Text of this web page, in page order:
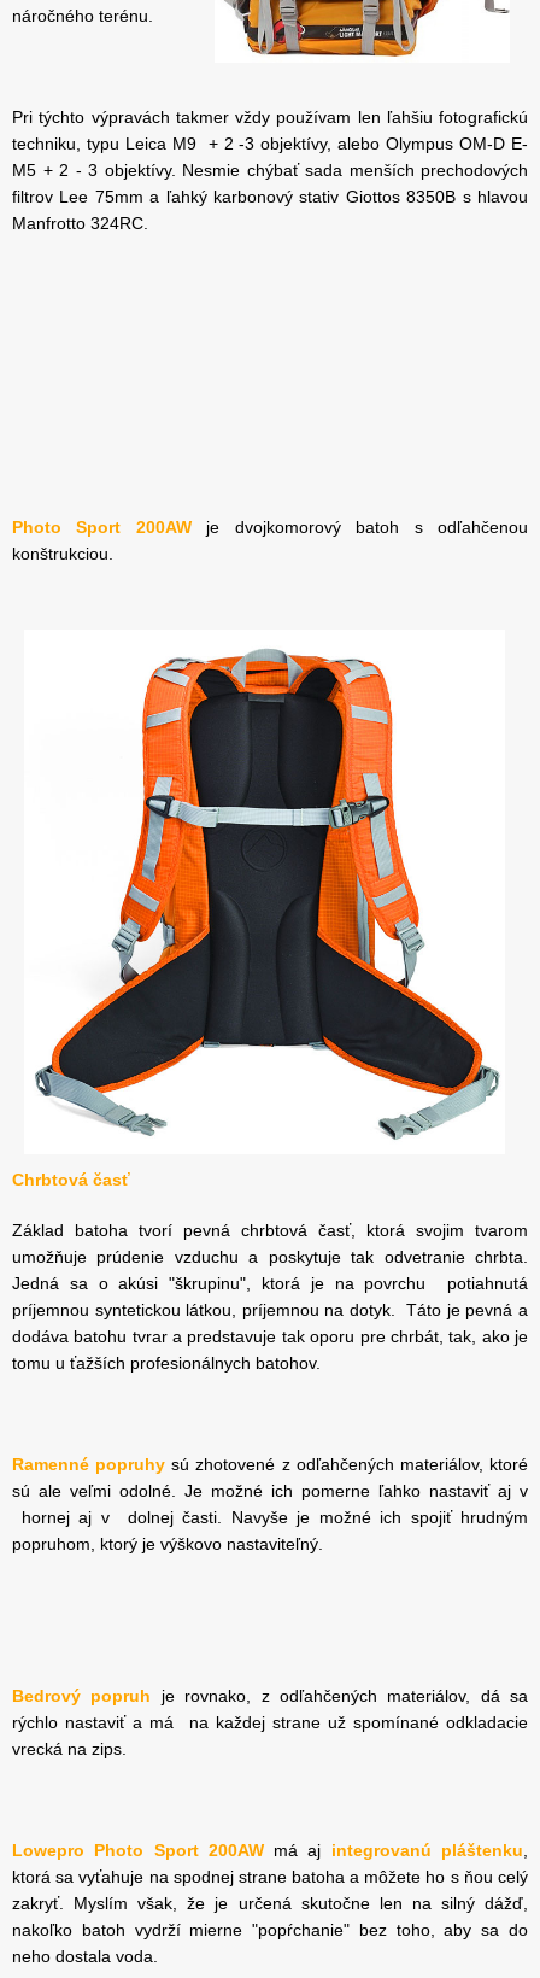
náročného terénu.
Pri týchto výpravách takmer vždy používam len ľahšiu fotografickú
techniku, typu Leica M9 + 2 -3 objektívy, alebo Olympus OM-D E-
M5 + 2 - 3 objektívy. Nesmie chýbať sada menších prechodových
filtrov Lee 75mm a ľahký karbonový stativ Giottos 8350B s hlavou
Manfrotto 324RC.
Photo Sport 200AWje dvojkomorový batoh s odľahčenou
konštrukciou.
Chrbtová časť
Základ batoha tvorí pevná chrbtová časť, ktorá svojim tvarom
umožňuje prúdenie vzduchu a poskytuje tak odvetranie chrbta.
Jedná sa o akúsi "škrupinu", ktorá je na povrchu potiahnutá
príjemnou syntetickou látkou, príjemnou na dotyk. Táto je pevná a
dodáva batohu tvrar a predstavuje tak oporu pre chrbát, tak, ako je
tomu u ťažších profesionálnych batohov.
Ramenné popruhysú zhotovené z odľahčených materiálov, ktoré
sú ale veľmi odolné. Je možné ich pomerne ľahko nastaviť aj v
hornej aj v dolnej časti. Navyše je možné ich spojiť hrudným
popruhom, ktorý je výškovo nastaviteľný.
Bedrový popruh je rovnako, z odľahčených materiálov, dá sa
rýchlo nastaviť a má na každej strane už spomínané odkladacie
vrecká na zips.
Lowepro Photo Sport 200AWmá aj integrovanú pláštenku
ktorá sa vyťahuje na spodnej strane batoha a môžete ho s ňou celý
zakryť. Myslím však, že je určená skutočne len na silný dážď,
nakoľko batoh vydrží mierne "popŕchanie" bez toho, aby sa do
neho dostala voda.